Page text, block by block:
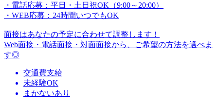
・電話応募：平日・土日祝OK（9:00～20:00）
・WEB応募：24時間いつでもOK
面接はあなたの予定に合わせて調整します！
Web面接・電話面接・対面面接から、ご希望の方法を選べま
す◎
交通費支給
未経験OK
まかないあり